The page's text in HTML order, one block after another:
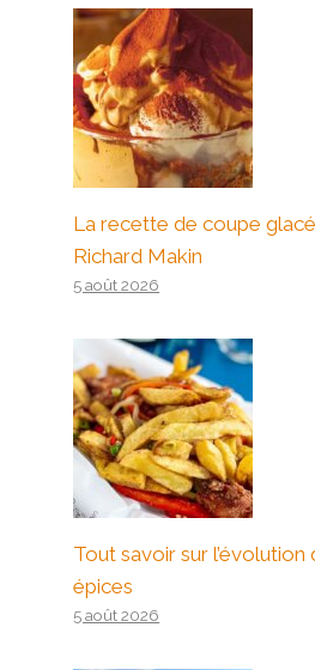
La recette de coupe
Richard Makin
5 août 2026
Tout savoir sur l’évolution
épices
5 août 2026